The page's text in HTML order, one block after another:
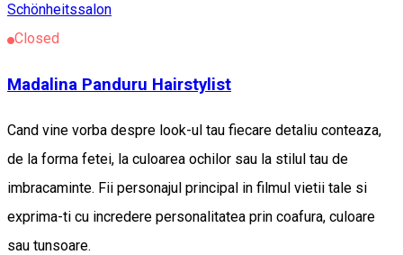
Schönheitssalon
Closed
Madalina Panduru Hairstylist
Cand vine vorba despre look-ul tau fiecare detaliu conteaza,
de la forma fetei, la culoarea ochilor sau la stilul tau de
imbracaminte. Fii personajul principal in filmul vietii tale si
exprima-ti cu incredere personalitatea prin coafura, culoare
sau tunsoare.